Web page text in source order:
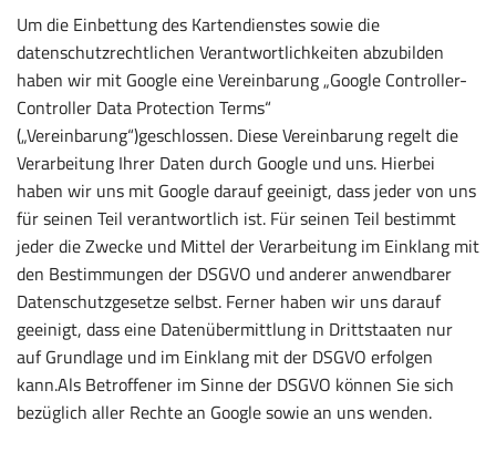
Um die Einbettung des Kartendienstes sowie die
datenschutzrechtlichen Verantwortlichkeiten abzubilden
haben wir mit Google eine Vereinbarung „Google Controller-
Controller Data Protection Terms“
(„Vereinbarung“)geschlossen. Diese Vereinbarung regelt die
Verarbeitung Ihrer Daten durch Google und uns. Hierbei
haben wir uns mit Google darauf geeinigt, dass jeder von uns
für seinen Teil verantwortlich ist. Für seinen Teil bestimmt
jeder die Zwecke und Mittel der Verarbeitung im Einklang mit
den Bestimmungen der DSGVO und anderer anwendbarer
Datenschutzgesetze selbst. Ferner haben wir uns darauf
geeinigt, dass eine Datenübermittlung in Drittstaaten nur
auf Grundlage und im Einklang mit der DSGVO erfolgen
kann.Als Betroffener im Sinne der DSGVO können Sie sich
bezüglich aller Rechte an Google sowie an uns wenden.